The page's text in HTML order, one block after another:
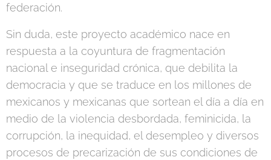
federación.
Sin duda, este proyecto académico nace en
respuesta a la coyuntura de fragmentación
nacional e inseguridad crónica, que debilita la
democracia y que se traduce en los millones de
mexicanos y mexicanas que sortean el día a día en
medio de la violencia desbordada, feminicida, la
corrupción, la inequidad, el desempleo y diversos
procesos de precarización de sus condiciones de